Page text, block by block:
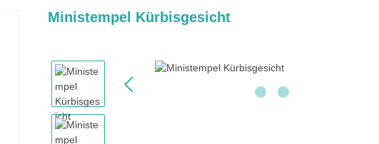
Ministempel Kürbisgesicht
Bildergalerie überspringen